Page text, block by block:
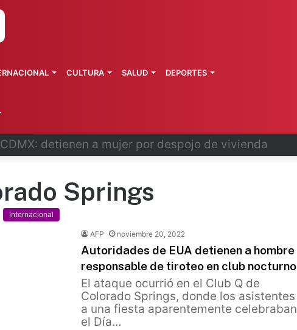
Exprimera ministra de Perú llega a México
CULTURA SALUD DEPORTES
Springs
Internacional
AFP noviembre 20, 2022
Autoridades de EUA detienen a hombre
responsable de tiroteo en club nocturno
El ataque ocurrió en el Club Q de
Colorado Springs, donde los asistentes
a una fiesta aparentemente celebraban
el Día…